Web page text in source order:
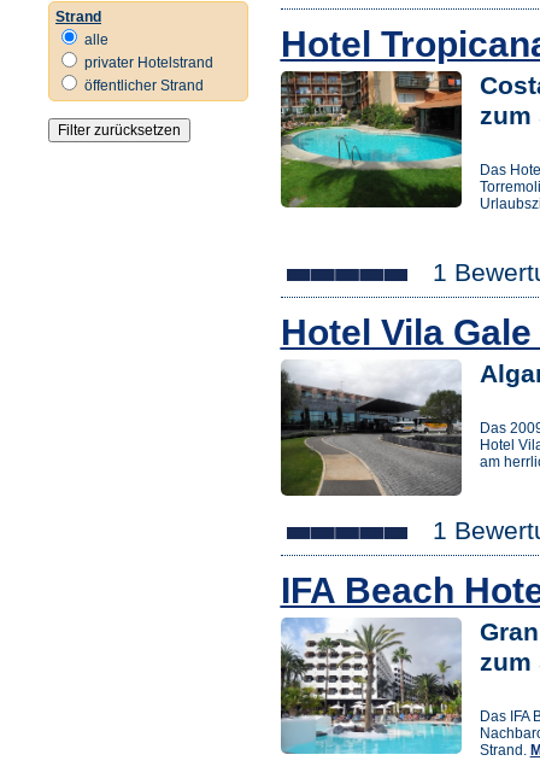
Strand
alle
privater Hotelstrand
öffentlicher Strand
Hotel
zum
Das
1
Hotel Vila
Das
Hotel
am
1
IFA Beach
zum
Das IFA
Strand.